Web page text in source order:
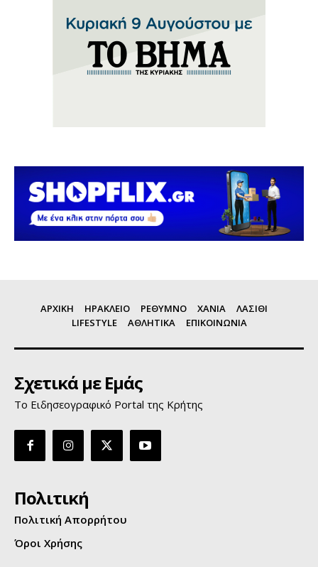
ΑΡΧΙΚΗ ΗΡΑΚΛΕΙΟ ΡΕΘΥΜΝΟ ΧΑΝΙΑ
ΛΑΣΙΘΙ
LIFESTYLE
ΑΘΛΗΤΙΚΑ ΕΠΙΚΟΙΝΩΝΙΑ
Σχετικά με Εμάς
Το Ειδησεογραφικό Portal της Κρήτης
Πολιτική
Πολιτική Απορρήτου
Όροι Χρήσης